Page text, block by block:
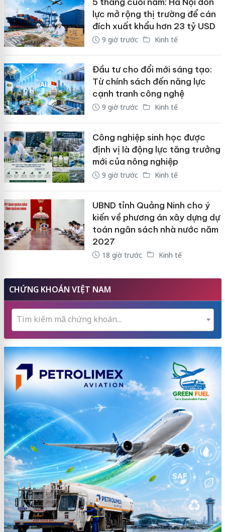
lực mở rộng thị trường để cán
đích xuất khẩu hơn 23 tỷ USD
9 giờ trước Kinh tế
Đầu tư cho đổi mới sáng tạo:
Từ chính sách đến năng lực
cạnh tranh công nghệ
9 giờ trước Kinh tế
Công nghiệp sinh học được
định vị là động lực tăng trưởng
mới của nông nghiệp
9 giờ trước Kinh tế
UBND tỉnh Quảng Ninh cho ý
kiến về phương án xây dựng dự
toán ngân sách nhà nước năm
2027
18 giờ trước Kinh tế
CHỨNG KHOÁN VIỆT NAM
Tìm kiếm mã chứng khoán...